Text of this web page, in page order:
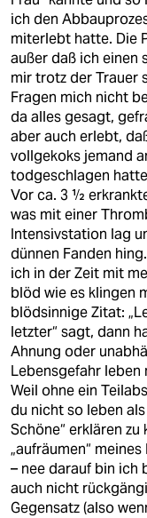
ich den
miterlebt hatte. Die
außer daß ich einen
mir trotz der Trauer
Fragen mich nicht
da alles gesagt,
aber auch erlebt,
vollgekoks jemand
todgeschlagen
Vor ca. 3 ½
was mit einer
Intensivstation lag
dünnen Fanden
ich in der Zeit mit
blöd wie es klingen
blödsinnige Zitat:
letzter“ sagt, dann
Ahnung oder
Lebensgefahr
Weil ohne ein
du nicht so leben
Schöne“ erklären
„aufräumen“
– nee darauf bin ich
auch nicht
Gegensatz (also